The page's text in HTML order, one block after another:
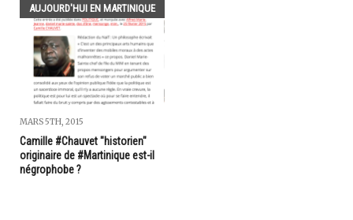
AUJOURD'HUI EN MARTINIQUE
MARS 5TH, 2015
Camille #Chauvet "historien"
originaire de #Martinique est-il
négrophobe ?